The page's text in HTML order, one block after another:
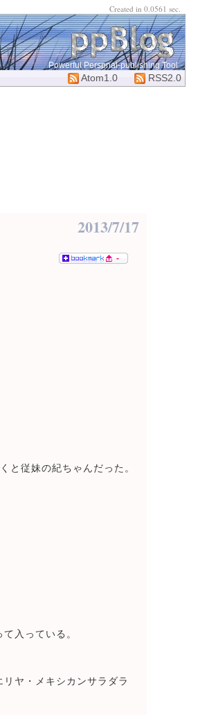
Powerful Perspnal-publishing Tool
RSS2.0
Atom1.0
2013/7/17
-
と従妹の紀ちゃんだった。
入っている。
ヤ・メキシカンサラダラ
Created in 0.0561 sec.